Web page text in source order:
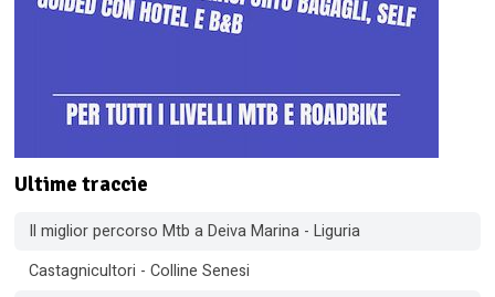
Ultime traccie
Il miglior percorso Mtb a Deiva Marina - Liguria
Castagnicultori - Colline Senesi